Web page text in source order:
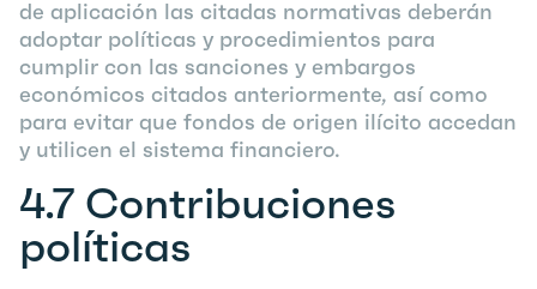
de aplicación las citadas normativas deberán
adoptar políticas y procedimientos para
cumplir con las sanciones y embargos
económicos citados anteriormente, así como
para evitar que fondos de origen ilícito accedan
y utilicen el sistema financiero.
4.7 Contribuciones
políticas